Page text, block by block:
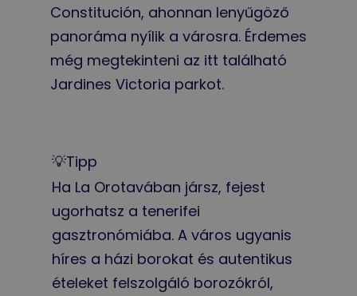
Constitución, ahonnan lenyűgöző
panoráma nyílik a városra. Érdemes
még megtekinteni az itt található
Jardines Victoria parkot.
💡Tipp
Ha La Orotavában jársz, fejest
ugorhatsz a tenerifei
gasztronómiába. A város ugyanis
híres a házi borokat és autentikus
ételeket felszolgáló borozókról,